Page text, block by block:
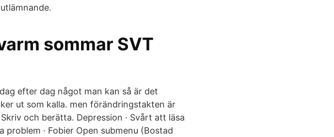
sommar SVT
efter dag något man kan så är det
ut som kalla. men förändringstakten är
och berätta. Depression · Svårt att läsa
problem · Fobier Open submenu (Bostad